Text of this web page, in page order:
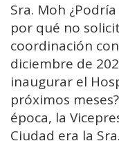
Sra. Moh
por qué no
coordinación
diciembre de
inaugurar el
próximos
época, la
Ciudad era la